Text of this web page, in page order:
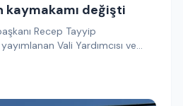
kaymakamı değişti
Recep Tayyip
Vali Yardımcısı ve
yayımlandı. Resmi